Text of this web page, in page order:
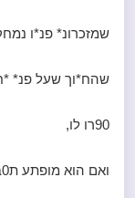
שמזכרונ* פנ*ו נמחקו..שש9ת**
שהח*וך שעל פנ*
90רו לו,
ואם הוא מופתע ת0ב*רו לו שד2ר*ם כאלה קור*ם